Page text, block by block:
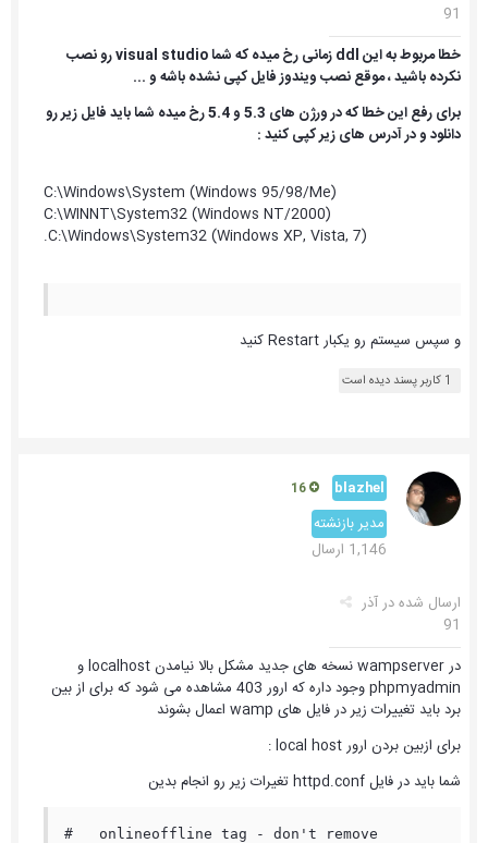
91
خطا مربوط به این ddl زمانی رخ میده که شما visual studio رو نصب
نکرده باشید ، موقع نصب ویندوز فایل کپی نشده باشه و ...
برای رفع این خطا که در ورژن های 5.3 و 5.4 رخ میده شما باید فایل زیر رو
دانلود و در آدرس های زیر کپی کنید :
C:\Windows\System (Windows 95/98/Me)
C:\WINNT\System32 (Windows NT/2000)
C:\Windows\System32 (Windows XP, Vista, 7).
و سپس سیستم رو یکبار Restart کنید
1 کاربر پسند دیده است
blazhel
مدیر بازنشته
1,146 ارسال
ارسال شده درآذر
91
در wampserver نسخه های جدید مشکل بالا نیامدن localhost و
phpmyadmin وجود داره که ارور 403 مشاهده می شود که برای از بین
برد باید تغییرات زیر در فایل های wamp اعمال بشوند
برای ازبین بردن ارور local host :
شما باید در فایل httpd.conf تغیرات زیر رو انجام بدین
#   onlineoffline tag - don't remove